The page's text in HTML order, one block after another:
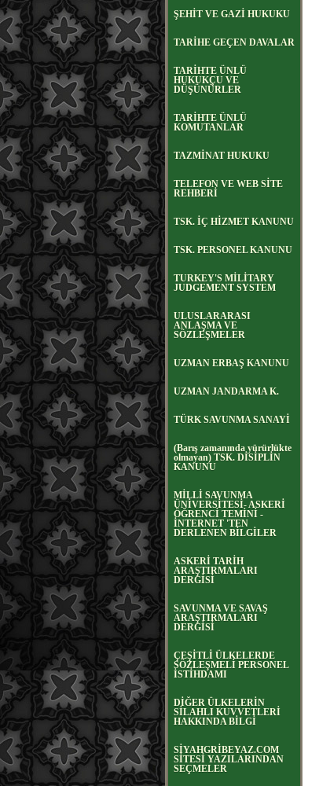
ŞEHİT VE GAZİ HUKUKU
TARİHE GEÇEN DAVALAR
TARİHTE ÜNLÜ
HUKUKÇU VE
DÜŞÜNÜRLER
TARİHTE ÜNLÜ
KOMUTANLAR
TAZMİNAT HUKUKU
TELEFON VE WEB SİTE
REHBERİ
TSK. İÇ HİZMET KANUNU
TSK. PERSONEL KANUNU
TURKEY'S MİLİTARY
JUDGEMENT SYSTEM
ULUSLARARASI
ANLAŞMA VE
SÖZLEŞMELER
UZMAN ERBAŞ KANUNU
UZMAN JANDARMA K.
TÜRK SAVUNMA SANAYİ
(Barış zamanında yürürlükte
olmayan) TSK. DİSİPLİN
KANUNU
MİLLİ SAVUNMA
ÜNİVERSİTESİ- ASKERİ
ÖĞRENCİ TEMİNİ -
İNTERNET 'TEN
DERLENEN BİLGİLER
ASKERİ TARİH
ARAŞTIRMALARI
DERGİSİ
SAVUNMA VE SAVAŞ
ARAŞTIRMALARI
DERGİSİ
ÇEŞİTLİ ÜLKELERDE
SÖZLEŞMELİ PERSONEL
İSTİHDAMI
DİĞER ÜLKELERİN
SİLAHLI KUVVETLERİ
HAKKINDA BİLGİ
SİYAHGRİBEYAZ.COM
SİTESİ YAZILARINDAN
SEÇMELER